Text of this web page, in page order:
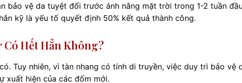
bảo vệ da tuyệt đối trước ánh nắng mặt trời trong 1-2 tuần
kỹ là yếu tố quyết định 50% kết quả thành công.
Có Hết Hẳn Không?
Tuy nhiên, vì tàn nhang có tính di truyền, việc duy trì bảo vệ
xuất hiện của các đốm mới.